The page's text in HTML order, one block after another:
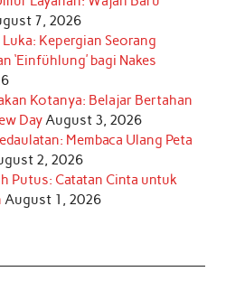
7, 2026
Kepergian Seorang
‘Einfühlung’ bagi Nakes
Kotanya: Belajar Bertahan
DayAugust 3, 2026
Membaca Ulang Peta
2, 2026
Putus: Catatan Cinta untuk
August 1, 2026